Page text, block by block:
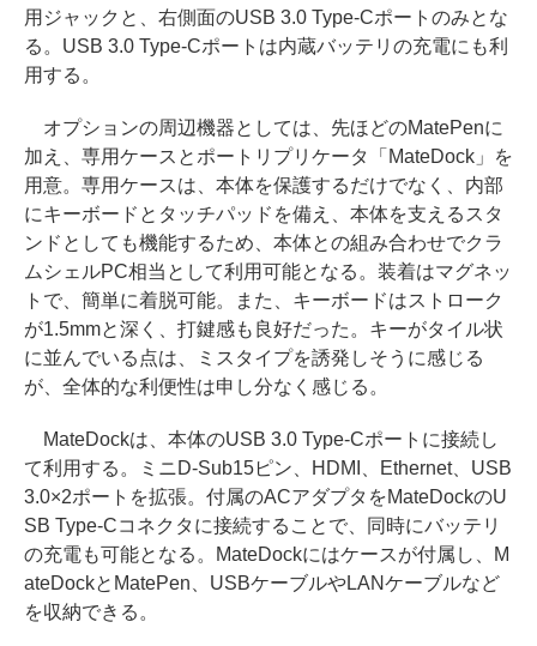
用ジャックと、右側面のUSB 3.0 Type-Cポートのみとな
る。USB 3.0 Type-Cポートは内蔵バッテリの充電にも利
用する。
オプションの周辺機器としては、先ほどのMatePenに
加え、専用ケースとポートリプリケータ「MateDock」を
用意。専用ケースは、本体を保護するだけでなく、内部
にキーボードとタッチパッドを備え、本体を支えるスタ
ンドとしても機能するため、本体との組み合わせでクラ
ムシェルPC相当として利用可能となる。装着はマグネッ
トで、簡単に着脱可能。また、キーボードはストローク
が1.5mmと深く、打鍵感も良好だった。キーがタイル状
に並んでいる点は、ミスタイプを誘発しそうに感じる
が、全体的な利便性は申し分なく感じる。
MateDockは、本体のUSB 3.0 Type-Cポートに接続し
て利用する。ミニD-Sub15ピン、HDMI、Ethernet、USB
3.0×2ポートを拡張。付属のACアダプタをMateDockのU
SB Type-Cコネクタに接続することで、同時にバッテリ
の充電も可能となる。MateDockにはケースが付属し、M
ateDockとMatePen、USBケーブルやLANケーブルなど
を収納できる。